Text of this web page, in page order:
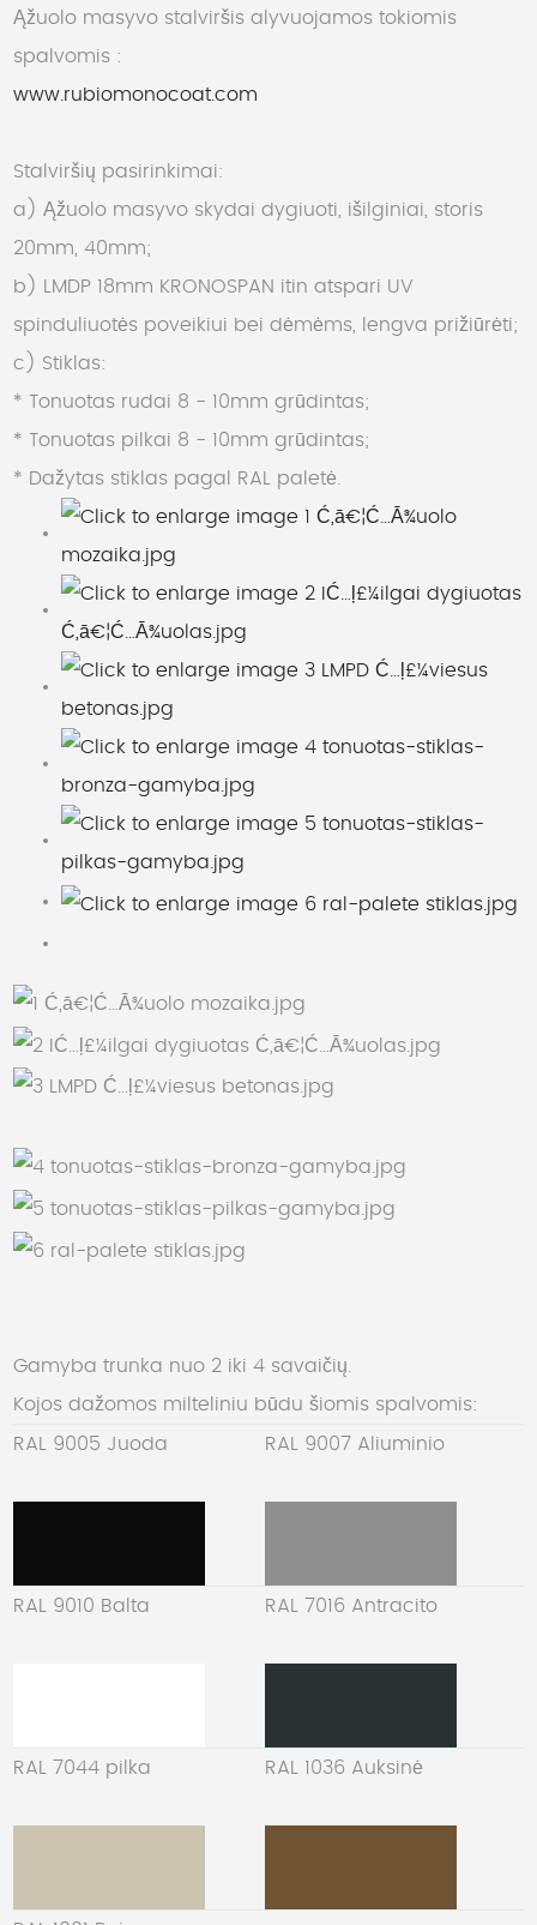
Ąžuolo masyvo stalviršis alyvuojamos tokiomis
spalvomis :
www.rubiomonocoat.com
Stalviršių pasirinkimai:
a) Ąžuolo masyvo skydai dygiuoti, išilginiai, storis
20mm, 40mm;
b) LMDP 18mm KRONOSPAN itin atspari UV
spinduliuotės poveikiui bei dėmėms, lengva prižiūrėti;
c) Stiklas:
* Tonuotas rudai 8 - 10mm grūdintas;
* Tonuotas pilkai 8 - 10mm grūdintas;
* Dažytas stiklas pagal RAL paletė.
Gamyba trunka nuo 2 iki 4 savaičių.
Kojos dažomos milteliniu būdu šiomis spalvomis:
RAL 9005 Juoda RAL 9007 Aliuminio
RAL 9010 Balta RAL 7016 Antracito
RAL 7044 pilka RAL 1036 Auksinė